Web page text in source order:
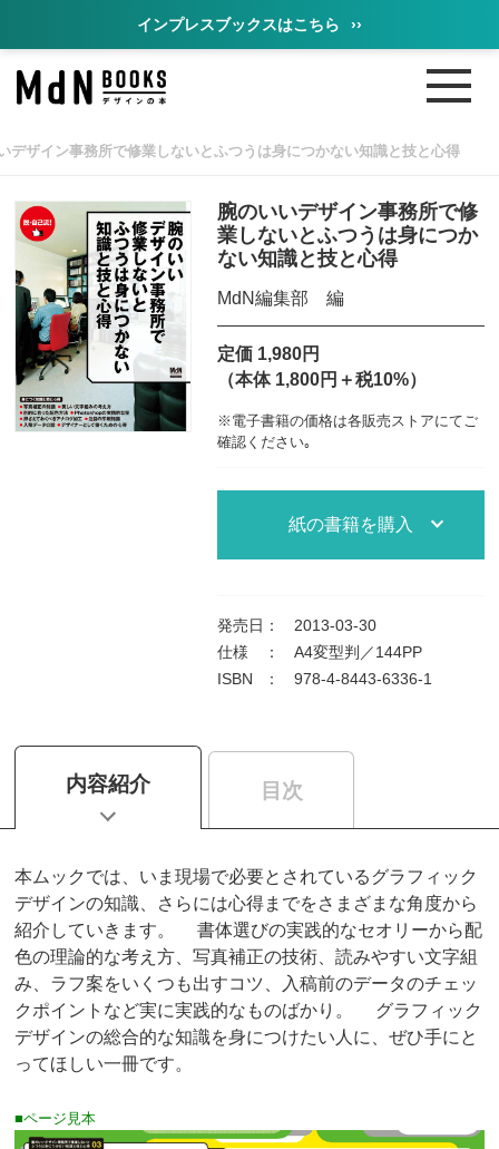
インプレスブックスはこちら ››
デザイン事務所で修業しないとふつうは身につかない知識と技と心得
腕のいいデザイン事務所で修
業しないとふつうは身につか
ない知識と技と心得
MdN編集部 編
定価 1,980円
（本体 1,800円＋税10%）
※電子書籍の価格は各販売ストアにてご
確認ください｡
紙の書籍を購入
発売日 ：
2013-03-30
仕様
：
A4変型判／144PP
ISBN
： 978-4-8443-6336-1
内容紹介 目次
本ムックでは、いま現場で必要とされているグラフィック
デザインの知識、さらには心得までをさまざまな角度から
紹介していきます。 書体選びの実践的なセオリーから配
色の理論的な考え方、写真補正の技術、読みやすい文字組
み、ラフ案をいくつも出すコツ、入稿前のデータのチェッ
クポイントなど実に実践的なものばかり。 グラフィック
デザインの総合的な知識を身につけたい人に、ぜひ手にと
ってほしい一冊です。
■ページ見本